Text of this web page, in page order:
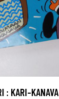
: KARI-KANAVA